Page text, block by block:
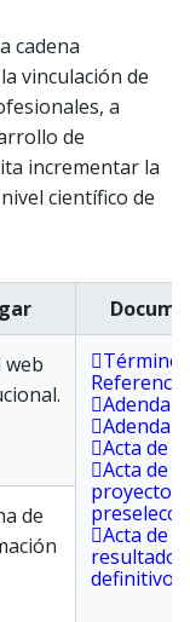
cadena
vinculación de
a
de
incrementar la
científico de
web
Referencia
Adenda
Adenda
Acta de
Acta de
proyectos
Acta de
resultados
definitivos
de